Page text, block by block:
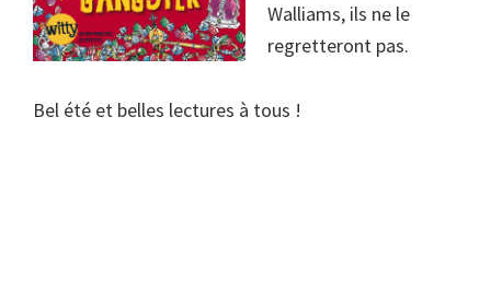
Walliams, ils ne le
regretteront pas.
Bel été et belles lectures à tous !